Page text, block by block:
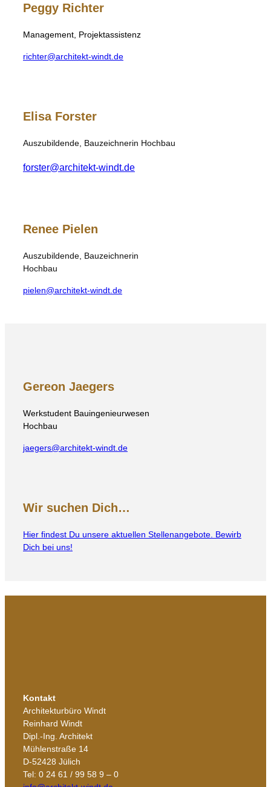
Peggy Richter
Management, Projektassistenz
richter@architekt-windt.de
Elisa Forster
Auszubildende, Bauzeichnerin Hochbau
forster@architekt-windt.de
Renee Pielen
Auszubildende, Bauzeichnerin
Hochbau
pielen@architekt-windt.de
Gereon Jaegers
Werkstudent Bauingenieurwesen
Hochbau
jaegers@architekt-windt.de
Wir suchen Dich…
Hier findest Du unsere aktuellen Stellenangebote. Bewirb
Dich bei uns!
Kontakt
Architekturbüro Windt
Reinhard Windt
Dipl.-Ing. Architekt
Mühlenstraße 14
D-52428 Jülich
Tel: 0 24 61 / 99 58 9 – 0